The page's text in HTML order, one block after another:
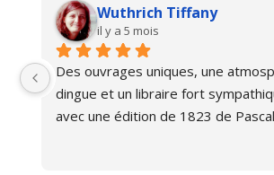
Wuthrich Tiffany
il y a 5 mois
Des ouvrages uniques, une
dingue et un libraire fort
avec une édition de 1823 de